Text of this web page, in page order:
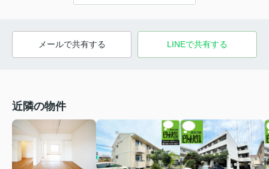
メールで共有する LINEで共有する
近隣の物件